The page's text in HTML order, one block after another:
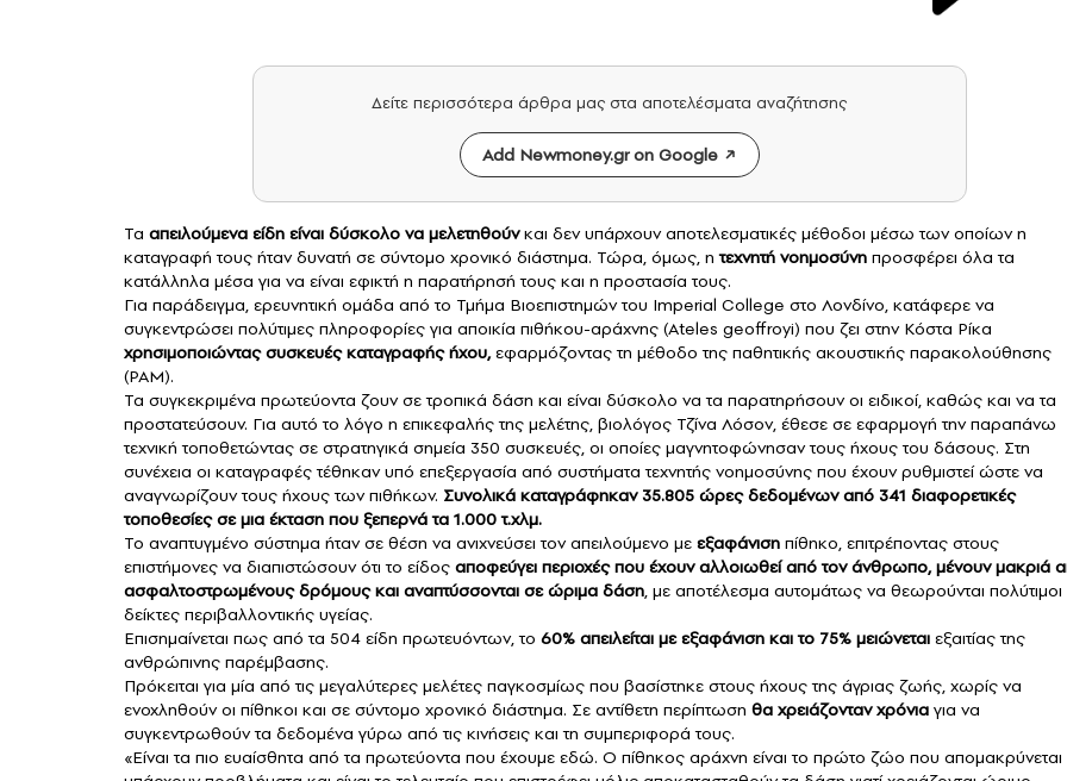
Δείτε περισσότερα άρθρα μας στα αποτελέσματα αναζήτησης
Add Newmoney.gr on Google
Τα απειλούμενα είδη είναι δύσκολο να μελετηθούνκαι δεν υπάρχουν αποτελεσματικές μέθοδοι μέσω των οποίων η
καταγραφή τους ήταν δυνατή σε σύντομο χρονικό διάστημα. Τώρα, όμως, η τεχνητή νοημοσύνη προσφέρει όλα τα
κατάλληλα μέσα για να είναι εφικτή η παρατήρησή τους και η προστασία τους.
Για παράδειγμα, ερευνητική ομάδα από το Τμήμα Βιοεπιστημών του Imperial College στο Λονδίνο, κατάφερε να
συγκεντρώσει πολύτιμες πληροφορίες για αποικία πιθήκου-αράχνης (Ateles geoffroyi) που ζει στην Κόστα Ρίκα
χρησιμοποιώντας συσκευές καταγραφής ήχου,εφαρμόζοντας τη μέθοδο της παθητικής ακουστικής παρακολούθησης
(PAM).
Τα συγκεκριμένα πρωτεύοντα ζουν σε τροπικά δάση και είναι δύσκολο να τα παρατηρήσουν οι ειδικοί, καθώς και να τα
προστατεύσουν. Για αυτό το λόγο η επικεφαλής της μελέτης, βιολόγος Τζίνα Λόσον, έθεσε σε εφαρμογή την παραπάνω
τεχνική τοποθετώντας σε στρατηγικά σημεία 350 συσκευές, οι οποίες μαγνητοφώνησαν τους ήχους του δάσους. Στη
συνέχεια οι καταγραφές τέθηκαν υπό επεξεργασία από συστήματα τεχνητής νοημοσύνης που έχουν ρυθμιστεί ώστε να
αναγνωρίζουν τους ήχους των πιθήκων. Συνολικά καταγράφηκαν 35.805 ώρες δεδομένων από 341 διαφορετικές
τοποθεσίες σε μια έκταση που ξεπερνά τα 1.000 τ.χλμ.
Το αναπτυγμένο σύστημα ήταν σε θέση να ανιχνεύσει τον απειλούμενο με εξαφάνιση πίθηκο, επιτρέποντας στους
επιστήμονες να διαπιστώσουν ότι το είδος αποφεύγει περιοχές που έχουν αλλοιωθεί από τον άνθρωπο, μένουν μακριά
ασφαλτοστρωμένους δρόμους και αναπτύσσονται σε ώριμα δάση, με αποτέλεσμα αυτομάτως να θεωρούνται πολύτιμοι
δείκτες περιβαλλοντικής υγείας.
Επισημαίνεται πως από τα 504 είδη πρωτευόντων, το 60% απειλείται με εξαφάνιση και το 75% μειώνεται εξαιτίας της
ανθρώπινης παρέμβασης.
Πρόκειται για μία από τις μεγαλύτερες μελέτες παγκοσμίως που βασίστηκε στους ήχους της άγριας ζωής, χωρίς να
ενοχληθούν οι πίθηκοι και σε σύντομο χρονικό διάστημα. Σε αντίθετη περίπτωση θα χρειάζονταν χρόνια για να
συγκεντρωθούν τα δεδομένα γύρω από τις κινήσεις και τη συμπεριφορά τους.
«Είναι τα πιο ευαίσθητα από τα πρωτεύοντα που έχουμε εδώ. Ο πίθηκος αράχνη είναι το πρώτο ζώο που απομακρύνεται